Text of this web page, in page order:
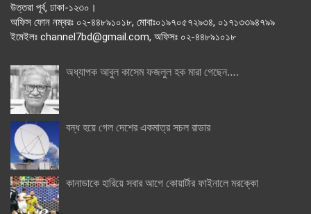
উত্তরা পূর্ব, ঢাকা-১২৩০।
অফিস ফোন নম্বরঃ ০২-৪৪৮৯১০১৮, মোবাঃ০১৯৭০৫৭২৯৩৪, ০১৭১৩৩৯৪৭৯৯
ইমেইলঃ channel7bd@gmail.com, অফিসঃ ০২-৪৪৮৯১০১৮
অধ্যাপক আবুল কাসেম ফজলুল হক মারা গেছেন….
বন্ধ হয়ে গেল দেশের একমাত্র সচল রাডার
কানাডাকে হারিয়ে সবার আগে কোয়ার্টার ফাইনালে মরক্কো